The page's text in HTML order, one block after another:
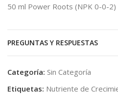
50 ml Power Roots (NPK 0-0-2)
PREGUNTAS Y RESPUESTAS
Categoría: Sin Categoría
Etiquetas: Nutriente de